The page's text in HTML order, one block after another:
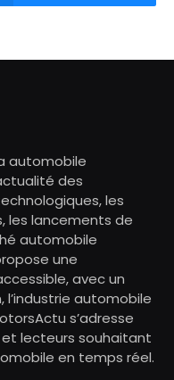
automobile
des
les
les lancements de
automobile
une
avec un
automobile
s’adresse
et lecteurs souhaitant
en temps réel.